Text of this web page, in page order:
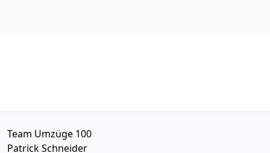
Team Umzüge 100
Patrick Schneider